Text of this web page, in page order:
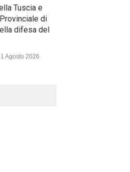
Tuscia e
di
difesa del
1 Agosto 2026
PAC, la
del Ministro